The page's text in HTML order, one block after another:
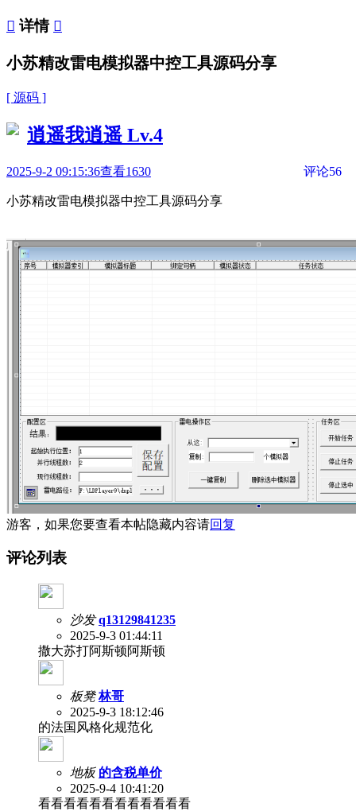
 详情 
小苏精改雷电模拟器中控工具源码分享
[ 源码 ]
逍遥我逍遥 Lv.4
2025-9-2 09:15:36查看1630 评论56
小苏精改雷电模拟器中控工具源码分享
游客，如果您要查看本帖隐藏内容请回复
评论列表
沙发 q13129841235
2025-9-3 01:44:11
撒大苏打阿斯顿阿斯顿
板凳 林哥
2025-9-3 18:12:46
的法国风格化规范化
地板 的含税单价
2025-9-4 10:41:20
看看看看看看看看看看看看